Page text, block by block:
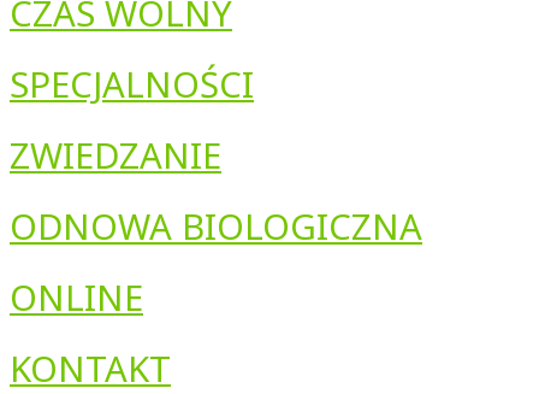
CZAS WOLNY
SPECJALNOŚCI
ZWIEDZANIE
ODNOWA BIOLOGICZNA
ONLINE
KONTAKT